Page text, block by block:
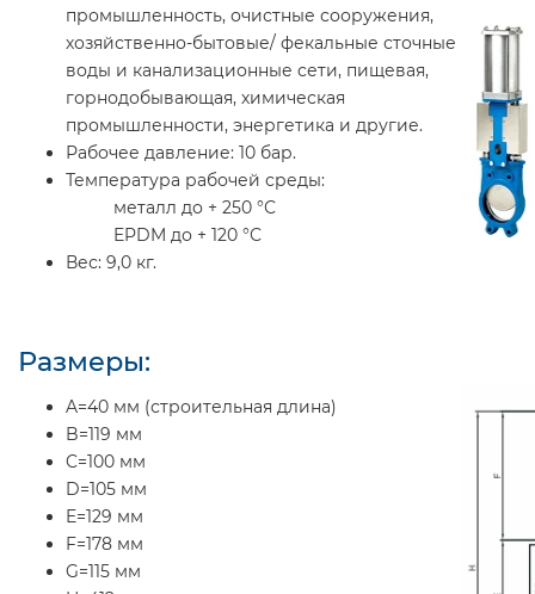
промышленность, очистные сооружения,
хозяйственно-бытовые/ фекальные сточные
воды и канализационные сети, пищевая,
горнодобывающая, химическая
промышленности, энергетика и другие.
Рабочее давление: 10 бар.
Температура рабочей среды:
металл до + 250 °С
EPDM до + 120 °С
Вес: 9,0 кг.
Размеры:
A=40 мм (строительная длина)
B=119 мм
C=100 мм
D=105 мм
E=129 мм
F=178 мм
G=115 мм